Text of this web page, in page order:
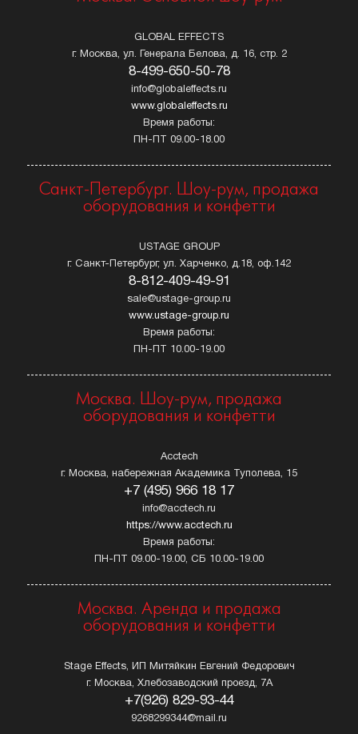
GLOBAL EFFECTS
г. Москва, ул. Генерала Белова, д. 16, стр. 2
8-499-650-50-78
info@globaleffects.ru
www.globaleffects.ru
Время работы:
ПН-ПТ 09.00-18.00
Санкт-Петербург. Шоу-рум, продажа
оборудования и конфетти
USTAGE GROUP
г. Санкт-Петербург, ул. Харченко, д.18, оф.142
8-812-409-49-91
sale@ustage-group.ru
www.ustage-group.ru
Время работы:
ПН-ПТ 10.00-19.00
Москва. Шоу-рум, продажа
оборудования и конфетти
Acctech
г. Москва, набережная Академика Туполева, 15
+7 (495) 966 18 17
info@acctech.ru
https://www.acctech.ru
Время работы:
ПН-ПТ 09.00-19.00, СБ 10.00-19.00
Москва. Аренда и продажа
оборудования и конфетти
Stage Effects, ИП Митяйкин Евгений Федорович
г. Москва, Хлебозаводский проезд, 7А
+7(926) 829-93-44
9268299344@mail.ru